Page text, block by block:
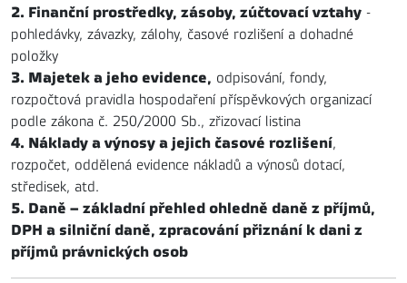
2. Finanční prostředky, zásoby, zúčtovací vztahy -
pohledávky, závazky, zálohy, časové rozlišení a dohadné
položky
3. Majetek a jeho evidence, odpisování, fondy,
rozpočtová pravidla hospodaření příspěvkových organizací
podle zákona č. 250/2000 Sb., zřizovací listina
4. Náklady a výnosy a jejich časové rozlišení,
rozpočet, oddělená evidence nákladů a výnosů dotací,
středisek, atd.
5. Daně – základní přehled ohledně daně z příjmů,
DPH a silniční daně, zpracování přiznání k dani z
příjmů právnických osob